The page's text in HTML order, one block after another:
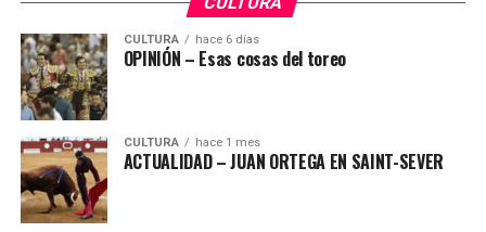
CULTURA hace 6 días
OPINIÓN – Esas cosas del toreo
CULTURA hace 1 mes
ACTUALIDAD – JUAN ORTEGA EN SAINT-SEVER